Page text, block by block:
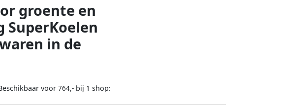
groente en
in de
voor 764,- bij 1 shop: